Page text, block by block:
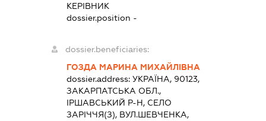
КЕРІВНИК
dossier.position -
dossier.beneficiaries:
ГОЗДА МАРИНА МИХАЙЛІВНА
dossier.address: УКРАЇНА, 90123,
ЗАКАРПАТСЬКА ОБЛ.,
ІРШАВСЬКИЙ Р-Н, СЕЛО
ЗАРІЧЧЯ(З), ВУЛ.ШЕВЧЕНКА,